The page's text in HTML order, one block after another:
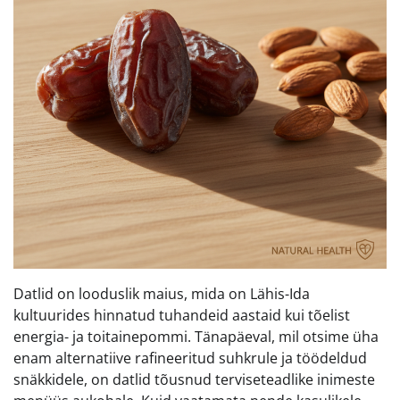
Datlid on looduslik maius, mida on Lähis-Ida
kultuurides hinnatud tuhandeid aastaid kui tõelist
energia- ja toitainepommi. Tänapäeval, mil otsime üha
enam alternatiive rafineeritud suhkrule ja töödeldud
snäkkidele, on datlid tõusnud terviseteadlike inimeste